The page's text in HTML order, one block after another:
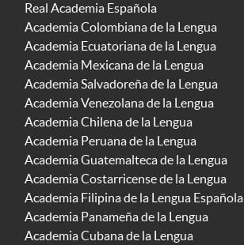
Real Academia Española
Academia Colombiana de la Lengua
Academia Ecuatoriana de la Lengua
Academia Mexicana de la Lengua
Academia Salvadoreña de la Lengua
Academia Venezolana de la Lengua
Academia Chilena de la Lengua
Academia Peruana de la Lengua
Academia Guatemalteca de la Lengua
Academia Costarricense de la Lengua
Academia Filipina de la Lengua Española
Academia Panameña de la Lengua
Academia Cubana de la Lengua